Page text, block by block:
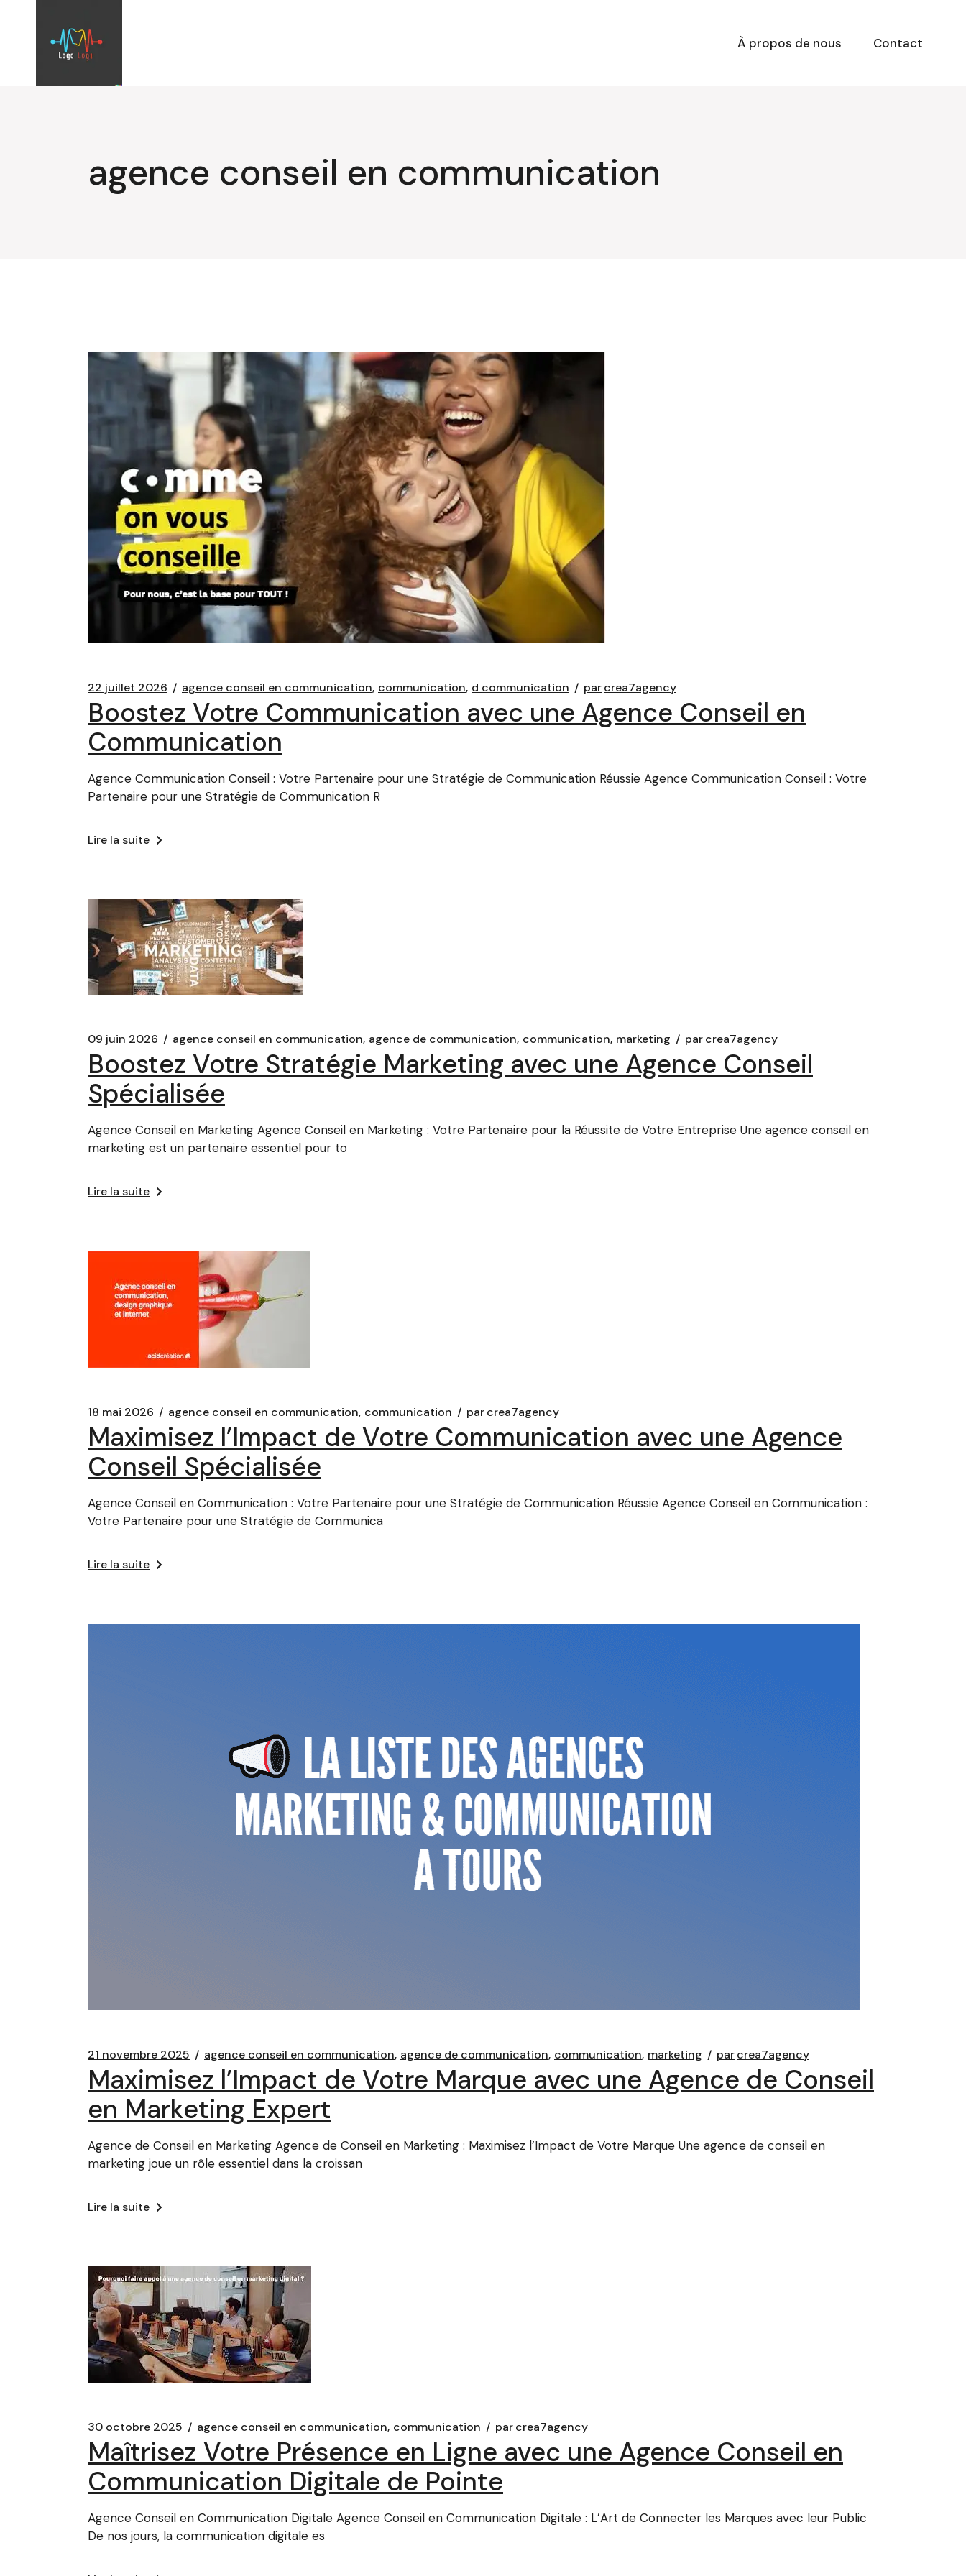
À propos de nous
Contact
agence conseil en communication
22 juillet 2026 agence conseil en communication communication d communication parcrea7agency
Boostez Votre Communication avec une Agence Conseil en
Communication
Agence Communication Conseil : Votre Partenaire pour une Stratégie de Communication Réussie Agence Communication Conseil : Votre
Partenaire pour une Stratégie de Communication R
Lire la suite
09 juin 2026 agence conseil en communication agence de communication communication marketing parcrea7agency
Boostez Votre Stratégie Marketing avec une Agence Conseil
Spécialisée
Agence Conseil en Marketing Agence Conseil en Marketing : Votre Partenaire pour la Réussite de Votre Entreprise Une agence conseil en
marketing est un partenaire essentiel pour to
Lire la suite
18 mai 2026 agence conseil en communication communication parcrea7agency
Maximisez l’Impact de Votre Communication avec une Agence
Conseil Spécialisée
Agence Conseil en Communication : Votre Partenaire pour une Stratégie de Communication Réussie Agence Conseil en Communication :
Votre Partenaire pour une Stratégie de Communica
Lire la suite
21 novembre 2025 agence conseil en communication agence de communication communication marketing parcrea7agency
Maximisez l’Impact de Votre Marque avec une Agence de Conseil
en Marketing Expert
Agence de Conseil en Marketing Agence de Conseil en Marketing : Maximisez l’Impact de Votre Marque Une agence de conseil en
marketing joue un rôle essentiel dans la croissan
Lire la suite
30 octobre 2025 agence conseil en communication communication parcrea7agency
Maîtrisez Votre Présence en Ligne avec une Agence Conseil en
Communication Digitale de Pointe
Agence Conseil en Communication Digitale Agence Conseil en Communication Digitale : L’Art de Connecter les Marques avec leur Public
De nos jours, la communication digitale es